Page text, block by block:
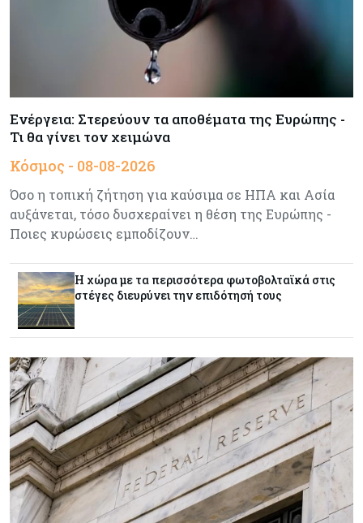
Meridiam–GSI: Τι προκύπτει – και τι όχι – από
Η Τουρκία χτυπάει Ντουμπάι και Λονδίνο:
Φορολογικά κίνητρα για επαναπατρισμό
πλούσιων κατοίκων και επενδυτών
Από τα €150,6 εκατ. στα €112 εκατ. οι κρατικές
πιστώσεις για έρευνα στην Κύπρο
Κόσμος 07-08-2026
Παγκόσμιος συναγερμός για τις τιμές των
τροφίμων
Κύπρος 07-08-2026
Οι τιμές καθορίζουν την επιλογή παρόχου
κινητής στην Κύπρο
Κύπρος 07-08-2026
Ενέργεια: Στερεύουν τα αποθέματα της Ευρώπης -
Τι θα γίνει τον χειμώνα
Κόσμος - 08-08-2026
Όσο η τοπική ζήτηση για καύσιμα σε ΗΠΑ και Ασία
αυξάνεται, τόσο δυσχεραίνει η θέση της Ευρώπης -
Ποιες κυρώσεις εμποδίζουν…
Η χώρα με τα περισσότερα φωτοβολταϊκά στις
στέγες διευρύνει την επιδότησή τους